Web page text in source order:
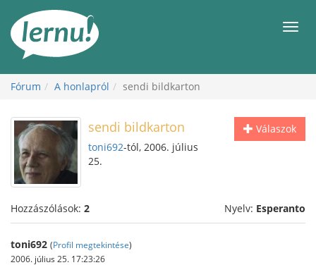
Fórum A honlapról sendi bildkarton
Válaszok
sendi bildkarton
toni692-tól, 2006. július
25.
Hozzászólások: 2 Nyelv: Esperanto
toni692 (Profil megtekintése)
2006. július 25. 17:23:26